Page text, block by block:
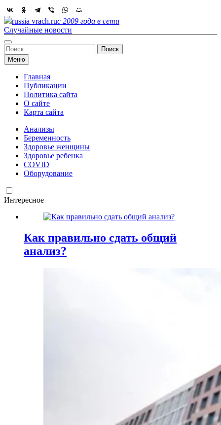
Skip
to
content
russia vrach.ruс 2009 года в сети
Случайные новости
Найти:
Меню
Главная
Публикации
Политика сайта
О сайте
Карта сайта
Анализы
Беременность
Здоровье женщины
Здоровье ребенка
COVID
Оборудование
Интересное
Как правильно сдать общий
анализ?